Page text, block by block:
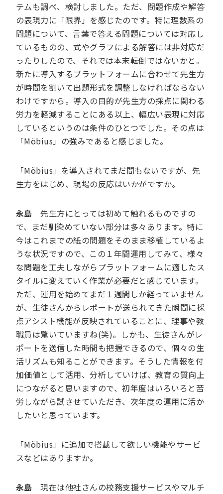
テムも調べ、検討しました。ただ、問題作成や解答
の表現力に「限界」を感じたのです。特に理数系の
問題について、言葉で答える問題については対応し
ているものの、式やグラフによる解答には非対応だ
ったりしたので、それでは本末転倒ではないかと。
新たに導入するプラットフォームに合わせて先生方
が時間を割いて出題形式を調整しなければならない
わけですから。導入の目的が先生方の採点に関わる
労力を軽減することにある以上、幅広い表現に対応
しているというのは条件のひとつでした。その点は
「Möbius」の強みであると感じました。
「Möbius」を導入されてまだ間もないですが、先
生方をはじめ、現場の反応はいかがですか。
永島 先生方にとっては初めて触れるものですの
で、まだ馴染めていない部分は多々あります。特に
今はこれまでの紙の問題をそのまま移植しているよ
うな状況ですので、この１年間運用してみて、様々
な問題を工夫しながらプラットフォームに適したス
タイルに変えていく作業が必要だと感じています。
ただ、運用を始めてまだ１週間しか経っていません
が、生徒さんからレポートが送られてきた瞬間に採
点アシスト機能が反映されていることに、理事や教
職員は驚いていますね(笑)。しかも、生徒さんがレ
ポートを送信した時間も把握できるので、個々の生
活リズムも知ることができます。そうした情報を付
加価値として活用、分析していけば、教育の質向上
につながると思いますので、初年度はいろいろと苦
労しながら試させていただき、次年度の運用に活か
したいと思っています。
「Möbius」に追加で搭載して欲しい機能やサービ
スなどはありますか。
永島現在は他社さんの校務支援サービスやマルチ